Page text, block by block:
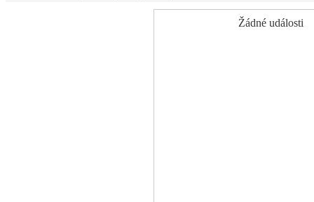
Žádné události